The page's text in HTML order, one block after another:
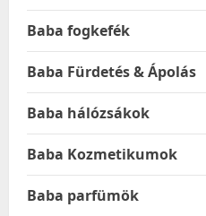
Baba fogkefék
Baba Fürdetés & Ápolás
Baba hálózsákok
Baba Kozmetikumok
Baba parfümök